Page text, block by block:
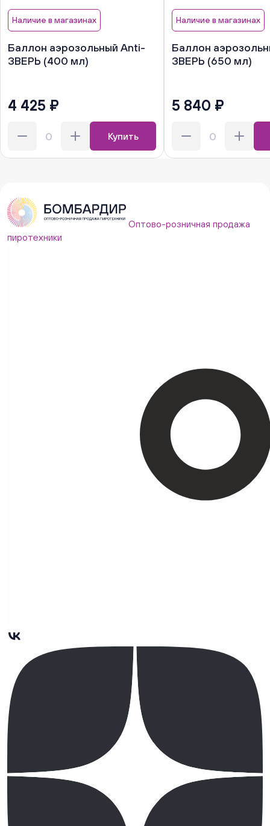
Наличие в магазинах
Баллон аэрозольный Anti-
ЗВЕРЬ (400 мл)
4 425 ₽
Купить
Наличие в магазинах
Баллон
ЗВЕРЬ (650 мл)
5 840 ₽
Оптово-розничная продажа
пиротехники